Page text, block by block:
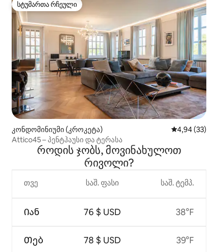
სტუმართა რჩეული
სტუმართა რჩეული
კონდომინიუმი (კროკეტა) საშუალო
4,94 (33)
Attico45 – პენტჰაუსი და ტერასა
როდის ჯობს, მოვინახულოთ
რივოლი?
თვე
Იან
Თებ
საშ. ფასი
76 $ USD
78 $ USD
საშ. ტემპ.
38°F
39°F